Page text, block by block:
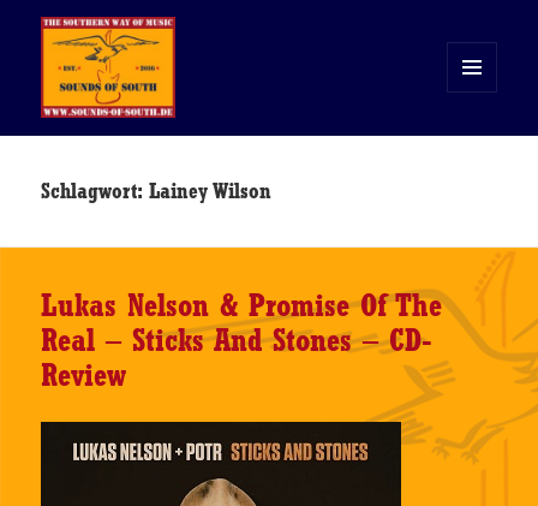
WIDGETS
Schlagwort:Lainey Wilson
Lukas Nelson & Promise Of The
Real – Sticks And Stones – CD-
Review